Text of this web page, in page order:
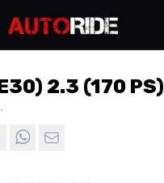
2.3 (170 PS)